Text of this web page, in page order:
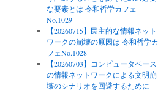
な要素とは 令和哲学カフェ
No.1029
【20260715】民主的な情報ネット
ワークの崩壊の原因は 令和哲学カ
フェNo.1028
【20260703】コンピュータベース
の情報ネットワークによる文明崩
壊のシナリオを回避するために